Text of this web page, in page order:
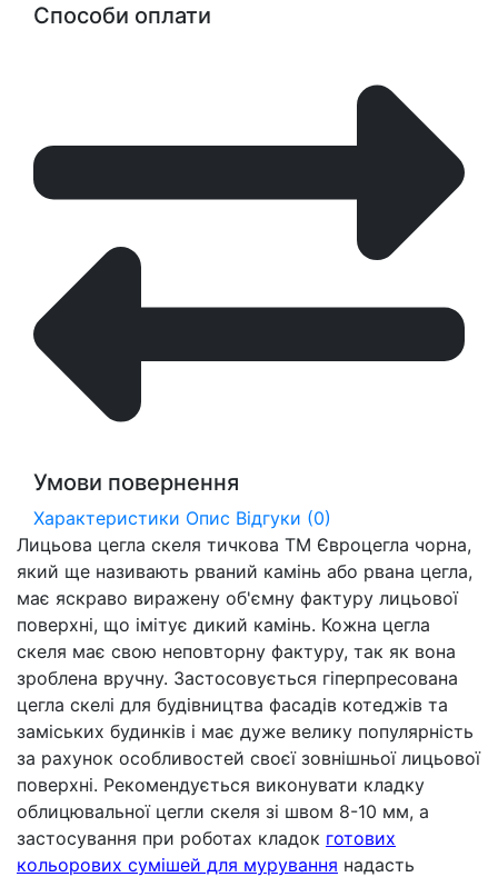
Способи оплати
Умови повернення
Характеристики Опис Відгуки (0)
Лицьова цегла скеля тичкова ТМ Євроцегла чорна,
який ще називають рваний камінь або рвана цегла,
має яскраво виражену об'ємну фактуру лицьової
поверхні, що імітує дикий камінь. Кожна цегла
скеля має свою неповторну фактуру, так як вона
зроблена вручну. Застосовується гіперпресована
цегла скелі для будівництва фасадів котеджів та
заміських будинків і має дуже велику популярність
за рахунок особливостей своєї зовнішньої лицьової
поверхні. Рекомендується виконувати кладку
облицювальної цегли скеля зі швом 8-10 мм, а
застосування при роботах кладок готових
кольорових сумішей для мурування надасть